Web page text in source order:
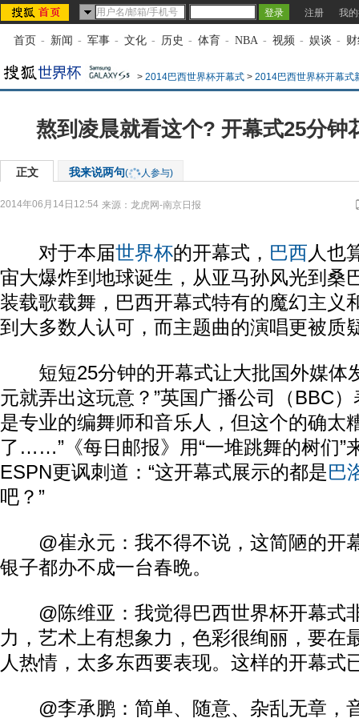
注册 我
首页 - 新闻 - 军事 - 文化 - 历史 - 体育 - NBA - 视频 - 娱谈 -
> 2014巴西世界杯开幕式 > 2014巴西世界杯开幕式
熬到凌晨就看这个? 开幕式25分钟
正文 我来说两句( 人参与)
2014年06月14日12:54 来源： 龙虎网-南京日报
对于本届世界杯的开幕式， 巴西 人也
宙大爆炸到地球诞生，从亚马孙风光到桑
装载歌载舞，巴西开幕式特有的魔幻主义
到大多数人认可，而主题曲的演唱更被质
短短25分钟的开幕式让大批国外媒体
元就弄出这玩意？”英国广播公司（BBC
是专业的编舞师和音乐人，但这个的确太
了……”《每日邮报》用“一堆跳舞的树们”
ESPN更讽刺道：“这开幕式展示的都是巴
吧？”
@崔永元：我不得不说，这简陋的开
银子都办不成一台春晩。
@陈维亚：我觉得巴西世界杯开幕式
力，艺术上有想象力，色彩很绚丽，要在
人热情，太多东西要表现。这样的开幕式
@李承鹏：简单、随意、杂乱无章，